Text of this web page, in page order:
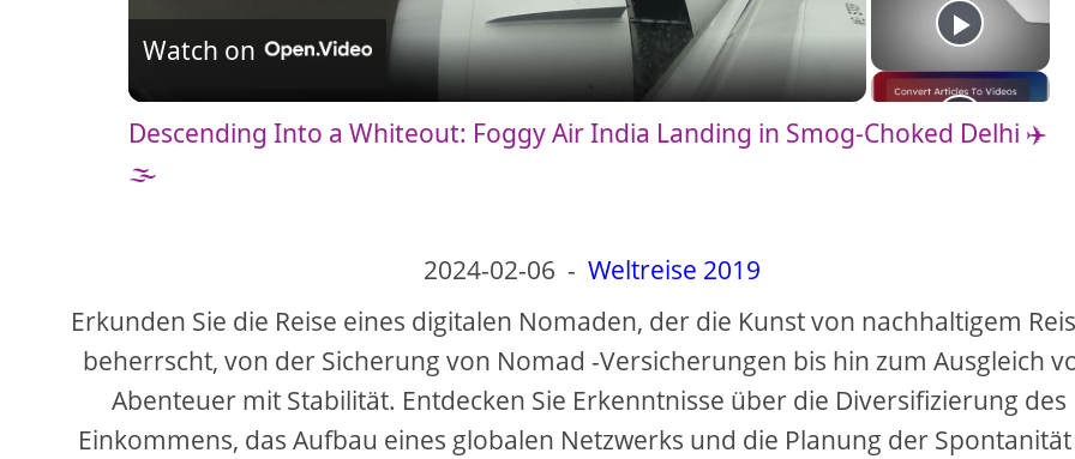
a
y
i
d
e
Watch on
Descending Into a Whiteout: Foggy Air India Landing in Smog-Choked Delhi ✈️
🌫️
2024-02-06 - Weltreise 2019
Erkunden Sie die Reise eines digitalen Nomaden, der die Kunst von nachhaltigem
beherrscht, von der Sicherung von Nomad -Versicherungen bis hin zum Ausgleich
Abenteuer mit Stabilität. Entdecken Sie Erkenntnisse über die Diversifizierung des
Einkommens, das Aufbau eines globalen Netzwerks und die Planung der